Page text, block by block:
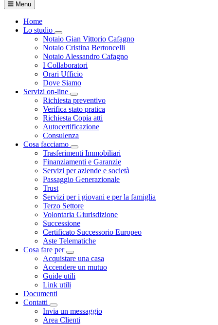
Menu
Home
Lo studio
Visualizza menù di secondo livello
Notaio Gian Vittorio Cafagno
Notaio Cristina Bertoncelli
Notaio Alessandro Cafagno
I Collaboratori
Orari Ufficio
Dove Siamo
Servizi on-line
Visualizza menù di secondo livello
Richiesta preventivo
Verifica stato pratica
Richiesta Copia atti
Autocertificazione
Consulenza
Cosa facciamo
Visualizza menù di secondo livello
Trasferimenti Immobiliari
Finanziamenti e Garanzie
Servizi per aziende e società
Passaggio Generazionale
Trust
Servizi per i giovani e per la famiglia
Terzo Settore
Volontaria Giurisdizione
Successione
Certificato Successorio Europeo
Aste Telematiche
Cosa fare per
Visualizza menù di secondo livello
Acquistare una casa
Accendere un mutuo
Guide utili
Link utili
Documenti
Contatti
Visualizza menù di secondo livello
Invia un messaggio
Area Clienti